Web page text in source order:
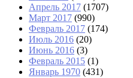
Апрель 2017 (1707)
Март 2017 (990)
Февраль 2017 (174)
Июль 2016 (20)
Июнь 2016 (3)
Февраль 2015 (1)
Январь 1970 (431)